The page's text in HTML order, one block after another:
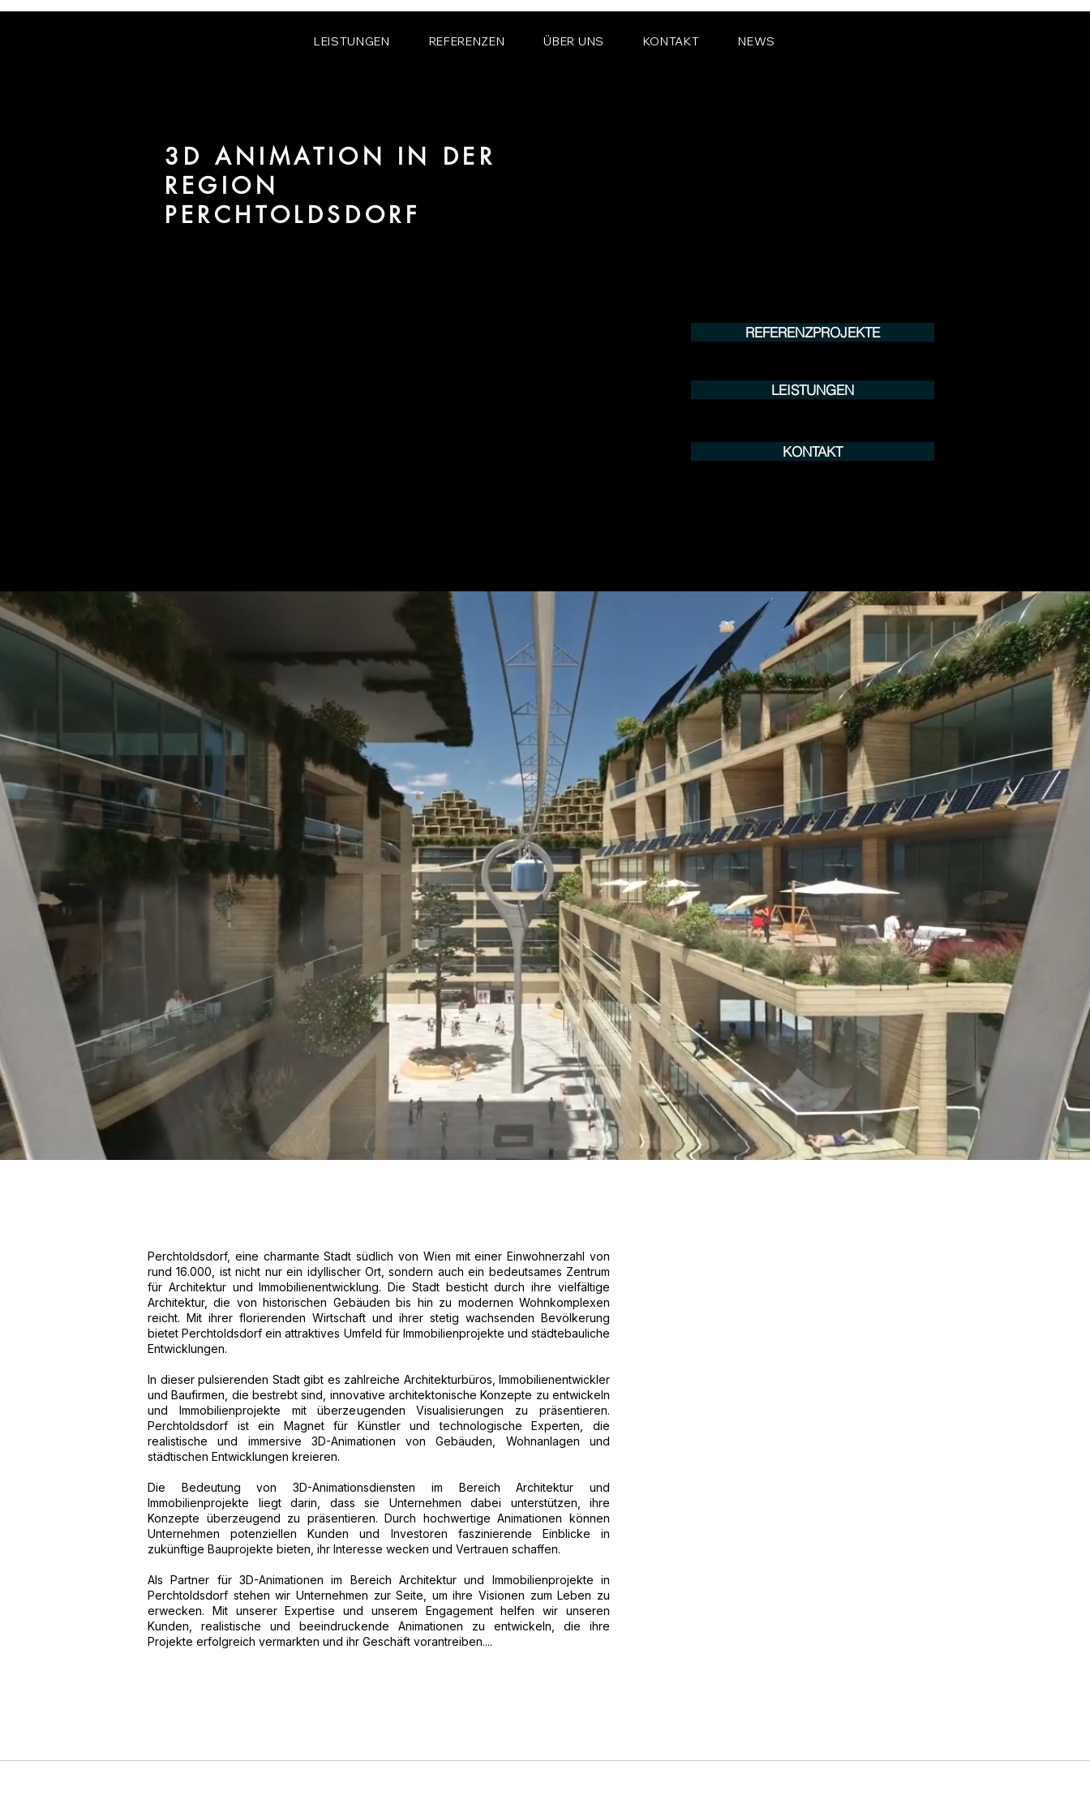
LEISTUNGEN REFERENZEN ÜBER UNS KONTAKT NEWS
3D ANIMATION IN DER
REGION
PERCHTOLDSDORF
KONTAKT
LEISTUNGEN
REFERENZPROJEKTE
Perchtoldsdorf, eine charmante Stadt südlich von Wien mit einer Einwohnerzahl von
rund 16.000, ist nicht nur ein idyllischer Ort, sondern auch ein bedeutsames Zentrum
für Architektur und Immobilienentwicklung. Die Stadt besticht durch ihre vielfältige
Architektur, die von historischen Gebäuden bis hin zu modernen Wohnkomplexen
reicht. Mit ihrer florierenden Wirtschaft und ihrer stetig wachsenden Bevölkerung
bietet Perchtoldsdorf ein attraktives Umfeld für Immobilienprojekte und städtebauliche
Entwicklungen.
In dieser pulsierenden Stadt gibt es zahlreiche Architekturbüros, Immobilienentwickler
und Baufirmen, die bestrebt sind, innovative architektonische Konzepte zu entwickeln
und Immobilienprojekte mit überzeugenden Visualisierungen zu präsentieren.
Perchtoldsdorf ist ein Magnet für Künstler und technologische Experten, die
realistische und immersive 3D-Animationen von Gebäuden, Wohnanlagen und
städtischen Entwicklungen kreieren.
Die Bedeutung von 3D-Animationsdiensten im Bereich Architektur und
Immobilienprojekte liegt darin, dass sie Unternehmen dabei unterstützen, ihre
Konzepte überzeugend zu präsentieren. Durch hochwertige Animationen können
Unternehmen potenziellen Kunden und Investoren faszinierende Einblicke in
zukünftige Bauprojekte bieten, ihr Interesse wecken und Vertrauen schaffen.
Als Partner für 3D-Animationen im Bereich Architektur und Immobilienprojekte in
Perchtoldsdorf stehen wir Unternehmen zur Seite, um ihre Visionen zum Leben zu
erwecken. Mit unserer Expertise und unserem Engagement helfen wir unseren
Kunden, realistische und beeindruckende Animationen zu entwickeln, die ihre
Projekte erfolgreich vermarkten und ihr Geschäft vorantreiben....